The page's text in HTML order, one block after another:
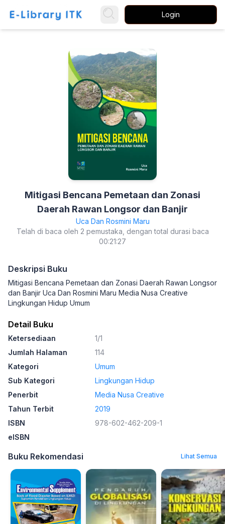
Login
Mitigasi Bencana Pemetaan dan Zonasi
Daerah Rawan Longsor dan Banjir
Uca Dan Rosmini Maru
Telah di baca oleh 2 pemustaka, dengan total durasi baca
00:21:27
Deskripsi Buku
Mitigasi Bencana Pemetaan dan Zonasi Daerah Rawan Longsor
dan Banjir Uca Dan Rosmini Maru Media Nusa Creative
Lingkungan Hidup Umum
Detail Buku
Ketersediaan
1/1
Jumlah Halaman
114
Kategori
Umum
Sub Kategori
Lingkungan Hidup
Penerbit
Media Nusa Creative
Tahun Terbit
2019
ISBN
978-602-462-209-1
eISBN
Buku Rekomendasi Lihat Semua